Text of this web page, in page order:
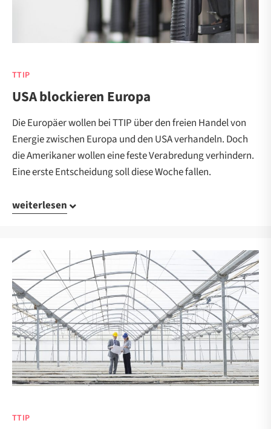
TTIP
USA blockieren Europa
Die Europäer wollen bei TTIP über den freien Handel von
Energie zwischen Europa und den USA verhandeln. Doch
die Amerikaner wollen eine feste Verabredung verhindern.
Eine erste Entscheidung soll diese Woche fallen.
weiterlesen
TTIP